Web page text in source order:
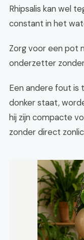
Rhipsalis kan wel
constant in het
Zorg voor een pot
onderzetter
Een andere fout is
donker staat,
hij zijn compacte
zonder direct